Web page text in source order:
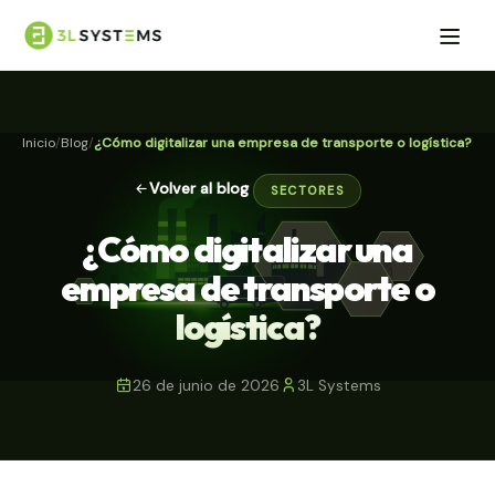
Inicio Blog ¿Cómo digitalizar una empresa de transporte o logística?
Volver al blog SECTORES
¿Cómo digitalizar una
empresa de transporte o
logística?
26 de junio de 2026 3L Systems